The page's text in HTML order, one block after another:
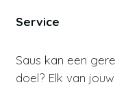
Service
Saus kan een
doel? Elk van